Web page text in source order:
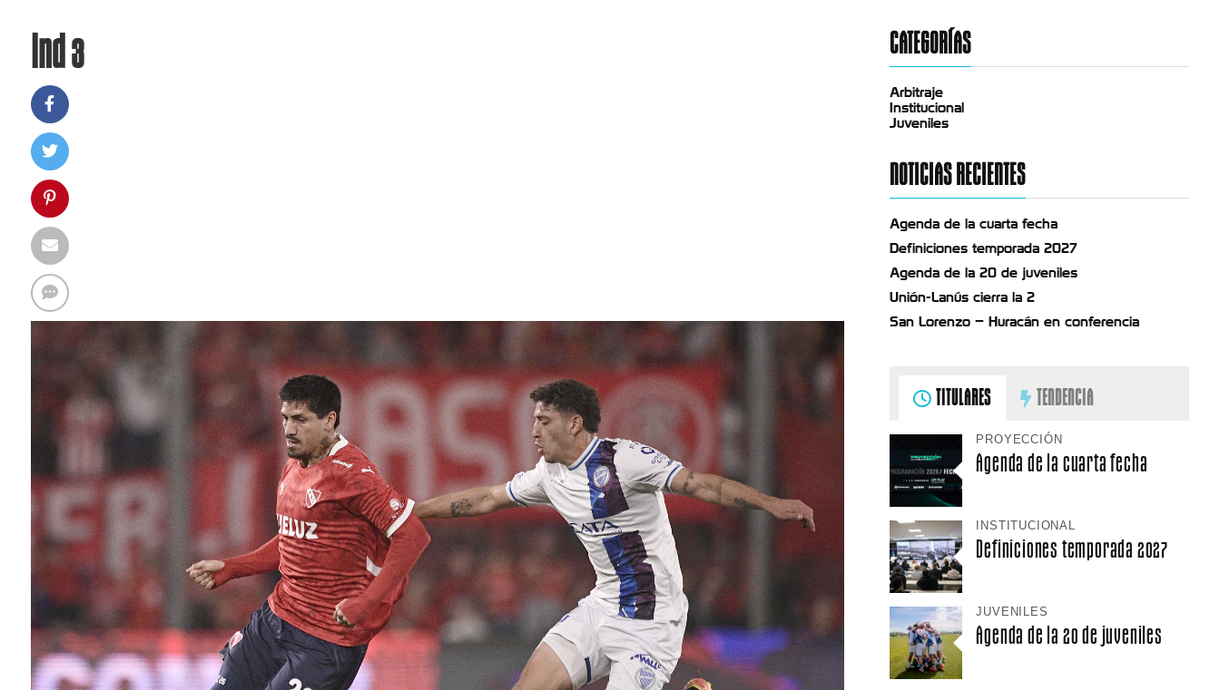
Ind 3 CATEGORÍAS
Arbitraje
Institucional
Juveniles
NOTICIAS RECIENTES
Agenda de la cuarta fecha
Definiciones temporada 2027
Agenda de la 20 de juveniles
Unión-Lanús cierra la 2
San Lorenzo – Huracán en conferencia
TITULARES TENDENCIA
PROYECCIÓN
Agenda de la cuarta fecha
INSTITUCIONAL
Definiciones temporada 2027
JUVENILES
Agenda de la 20 de juveniles